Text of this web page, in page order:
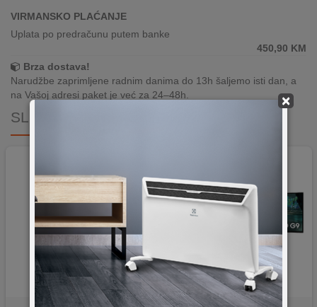
×
VIRMANSKO PLAĆANJE
Uplata po predračunu putem banke
450,90 KM
Brza dostava!
Narudžbe zaprimljene radnim danima do 13h šaljemo isti dan, a
na Vašoj adresi paket je već za 24–48h.
SLIČNI PROIZVODI